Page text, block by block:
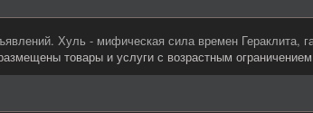
Хуль - мифическая сила времен Гераклита,
товары и услуги с возрастным